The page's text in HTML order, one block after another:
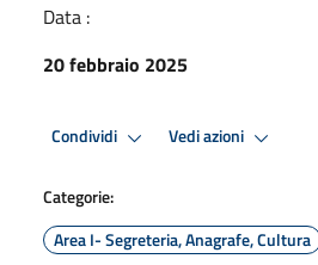
Data :
20 febbraio 2025
Condividi Vedi azioni
Categorie:
Area I- Segreteria, Anagrafe, Cultura